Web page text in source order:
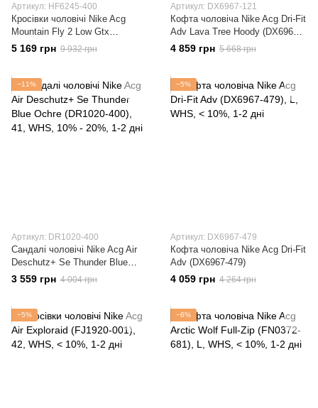
Артикул: HF6245-400
Кросівки чоловічі Nike Acg
Mountain Fly 2 Low Gtx
(HF6245-400)
5 169 грн 9 932 грн
Артикул: DX6967-121
Кофта чоловіча Nike Acg Dri-Fit
Adv Lava Tree Hoody (DX6967-
121)
4 859 грн 5 668 грн
−11%
Артикул: DR1020-400
Сандалі чоловічі Nike Acg Air
Deschutz+ Se Thunder Blue
Ochre (DR1020-400)
3 559 грн 4 004 грн
−5%
Артикул: DX6967-479
Кофта чоловіча Nike Acg Dri-Fit
Adv (DX6967-479)
4 059 грн 4 264 грн
−5% −6%